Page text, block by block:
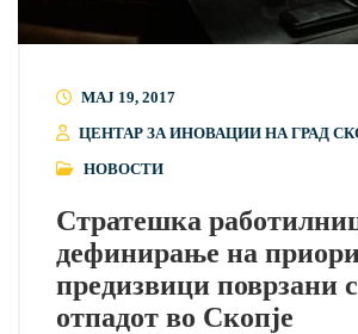
МАЈ 19, 2017
ЦЕНТАР ЗА ИНОВАЦИИ НА ГРАД
НОВОСТИ
Стратешка
дефинирање на
предизвици поврзани
отпадот во Скопје